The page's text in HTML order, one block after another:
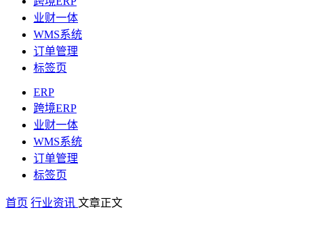
业财一体
WMS系统
订单管理
标签页
ERP
跨境ERP
业财一体
WMS系统
订单管理
标签页
首页 行业资讯 文章正文